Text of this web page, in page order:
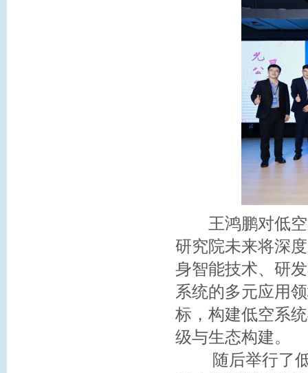
王鸿鹏对低空
研究院未来将深
身智能技术、研
系统的多元应用
标，构建低空系
级与生态构建。
随后举行了低